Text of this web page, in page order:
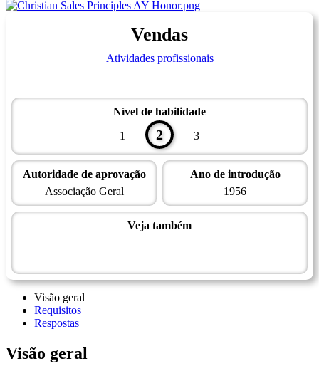
Vendas
Atividades profissionais
Nível de habilidade
1
2 3
Autoridade de aprovação
Associação Geral
Ano de introdução
1956
Veja também
Visão geral
Requisitos
Respostas
Visão geral